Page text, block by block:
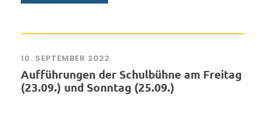
10. SEPTEMBER 2022
Aufführungen der Schulbühne am Freitag
(23.09.) und Sonntag (25.09.)